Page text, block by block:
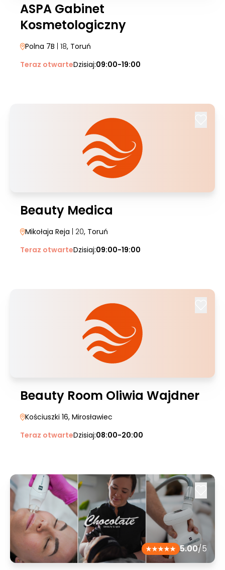
ASPA Gabinet
Kosmetologiczny
Polna 7B | 18, Toruń
Teraz otwarteDzisiaj:09:00-19:00
Beauty Medica
Mikołaja Reja | 20, Toruń
Teraz otwarteDzisiaj:09:00-19:00
Beauty Room Oliwia Wajdner
Kościuszki 16, Mirosławiec
Teraz otwarteDzisiaj:08:00-20:00
5.00/5